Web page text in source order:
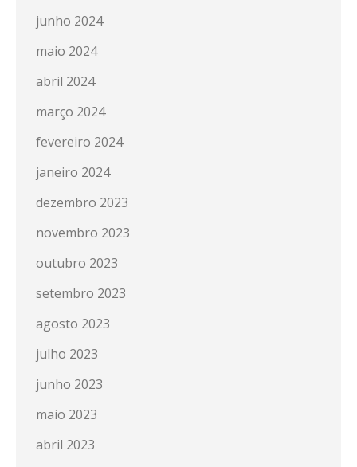
junho 2024
maio 2024
abril 2024
março 2024
fevereiro 2024
janeiro 2024
dezembro 2023
novembro 2023
outubro 2023
setembro 2023
agosto 2023
julho 2023
junho 2023
maio 2023
abril 2023